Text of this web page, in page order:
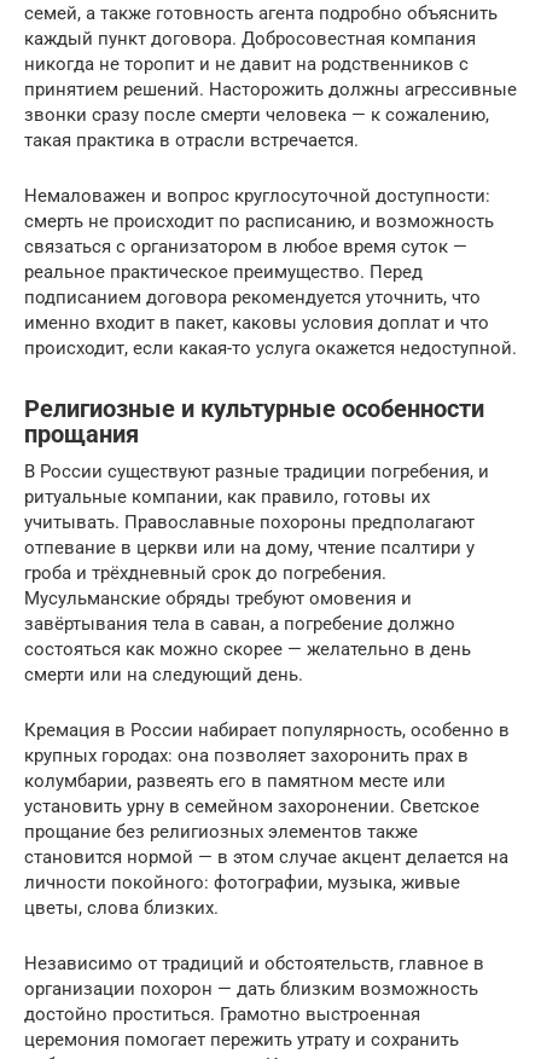
семей, а также готовность агента подробно объяснить
каждый пункт договора. Добросовестная компания
никогда не торопит и не давит на родственников с
принятием решений. Насторожить должны агрессивные
звонки сразу после смерти человека — к сожалению,
такая практика в отрасли встречается.
Немаловажен и вопрос круглосуточной доступности:
смерть не происходит по расписанию, и возможность
связаться с организатором в любое время суток —
реальное практическое преимущество. Перед
подписанием договора рекомендуется уточнить, что
именно входит в пакет, каковы условия доплат и что
происходит, если какая-то услуга окажется недоступной.
Религиозные и культурные особенности
прощания
В России существуют разные традиции погребения, и
ритуальные компании, как правило, готовы их
учитывать. Православные похороны предполагают
отпевание в церкви или на дому, чтение псалтири у
гроба и трёхдневный срок до погребения.
Мусульманские обряды требуют омовения и
завёртывания тела в саван, а погребение должно
состояться как можно скорее — желательно в день
смерти или на следующий день.
Кремация в России набирает популярность, особенно в
крупных городах: она позволяет захоронить прах в
колумбарии, развеять его в памятном месте или
установить урну в семейном захоронении. Светское
прощание без религиозных элементов также
становится нормой — в этом случае акцент делается на
личности покойного: фотографии, музыка, живые
цветы, слова близких.
Независимо от традиций и обстоятельств, главное в
организации похорон — дать близким возможность
достойно проститься. Грамотно выстроенная
церемония помогает пережить утрату и сохранить